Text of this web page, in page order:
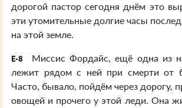
дорогой пастор сегодня днём это
эти утомительные долгие часы
на этой земле.
E-8
Миссис Фордайс, ещё одна из
лежит рядом с ней при смерти от
Часто, бывало, пойдём через дорогу,
овощей и прочего у этой леди. Она